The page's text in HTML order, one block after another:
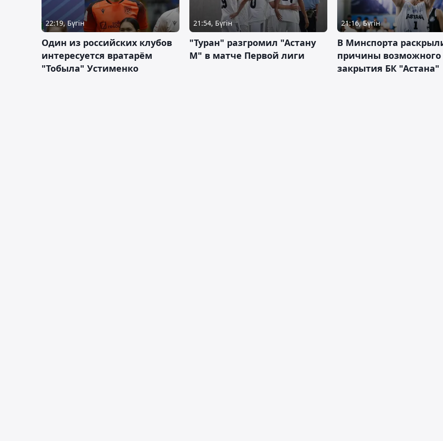
22:19, Бүгін
Один из российских клубов
интересуется вратарём
"Тобыла" Устименко
21:54, Бүгін
"Туран" разгромил "Астану
М" в матче Первой лиги
21:16, Бүгін
В Минспорта
причины возможного
закрытия БК "Астана"